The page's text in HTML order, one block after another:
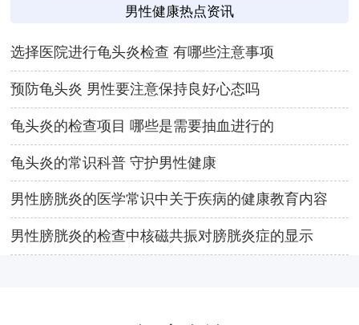
男性健康热点资讯
选择医院进行龟头炎检查 有哪些注意事项
预防龟头炎 男性要注意保持良好心态吗
龟头炎的检查项目 哪些是需要抽血进行的
龟头炎的常识科普 守护男性健康
男性膀胱炎的医学常识中关于疾病的健康教育内容
男性膀胱炎的检查中核磁共振对膀胱炎症的显示